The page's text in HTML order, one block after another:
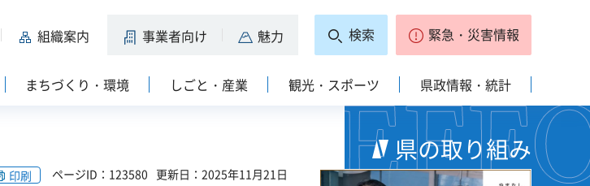
組織案内 事業者向け 魅力 検索 緊急・災害情報
まちづくり・環境 しごと・産業 観光・スポーツ 県政情報・統計
印刷 ページID：123580 更新日：2025年11月21日
県の取り組み